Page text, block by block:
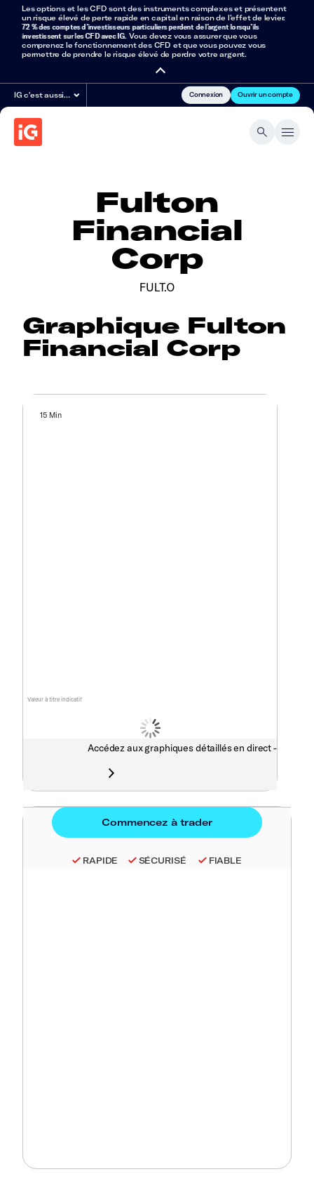
Les options et les CFD sont des instruments complexes et présentent
un risque élevé de perte rapide en capital en raison de l’effet de levier.
72 % des comptes d’investisseurs particuliers perdent de l’argent lorsqu’ils
investissent sur les CFD avec IG. Vous devez vous assurer que vous
comprenez le fonctionnement des CFD et que vous pouvez vous
permettre de prendre le risque élevé de perdre votre argent.
IG c'est aussi… Connexion Ouvrir un compte
Fulton
Financial
Corp
FULT.O
Graphique Fulton
Financial Corp
Valeur à titre indicatif
15 Min
Accédez aux graphiques détaillés en direct -
RAPIDE SÉCURISÉ FIABLE